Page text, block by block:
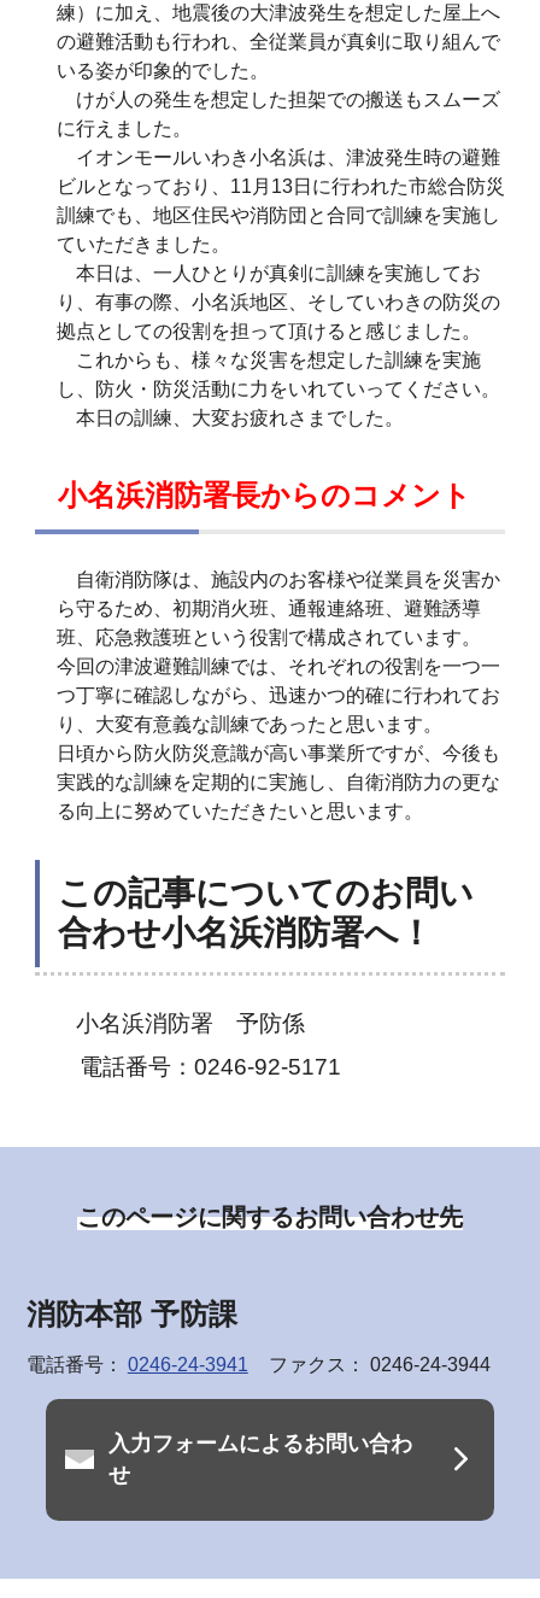
練）に加え、地震後の大津波発生を想定した屋上へ
の避難活動も行われ、全従業員が真剣に取り組んで
いる姿が印象的でした。
けが人の発生を想定した担架での搬送もスムーズ
に行えました。
イオンモールいわき小名浜は、津波発生時の避難
ビルとなっており、11月13日に行われた市総合防災
訓練でも、地区住民や消防団と合同で訓練を実施し
ていただきました。
本日は、一人ひとりが真剣に訓練を実施してお
り、有事の際、小名浜地区、そしていわきの防災の
拠点としての役割を担って頂けると感じました。
これからも、様々な災害を想定した訓練を実施
し、防火・防災活動に力をいれていってください。
本日の訓練、大変お疲れさまでした。
小名浜消防署長からのコメント
自衛消防隊は、施設内のお客様や従業員を災害か
ら守るため、初期消火班、通報連絡班、避難誘導
班、応急救護班という役割で構成されています。
今回の津波避難訓練では、それぞれの役割を一つ一
つ丁寧に確認しながら、迅速かつ的確に行われてお
り、大変有意義な訓練であったと思います。
日頃から防火防災意識が高い事業所ですが、今後も
実践的な訓練を定期的に実施し、自衛消防力の更な
る向上に努めていただきたいと思います。
この記事についてのお問い
合わせ小名浜消防署へ！
小名浜消防署 予防係
電話番号：0246-92-5171
このページに関するお問い合わせ先
消防本部 予防課
電話番号： 0246-24-3941 ファクス： 0246-24-3944
入力フォームによるお問い合わ
せ